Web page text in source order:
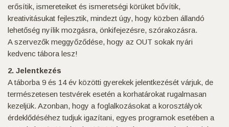
erősítik, ismereteiket és ismeretségi körüket bővítik,
kreativitásukat fejlesztik, mindezt úgy, hogy közben állandó
lehetőség nyílik mozgásra, önkifejezésre, szórakozásra.
A szervezők meggyőződése, hogy az OUT sokak nyári
kedvenc tábora lesz!
2. Jelentkezés
A táborba 9 és 14 év közötti gyerekek jelentkezését várjuk, de
természetesen testvérek esetén a korhatárokat rugalmasan
kezeljük. Azonban, hogy a foglalkozásokat a korosztályok
érdeklődéséhez tudjuk igazítani, egyes programok esetében a